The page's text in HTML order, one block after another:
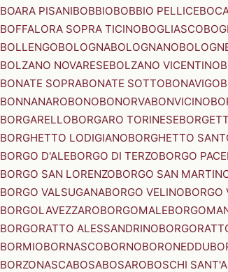
BOARA PISANIBOBBIOBOBBIO PELLICE
BOFFALORA SOPRA TICINOBOGLIASCO
BOLLENGOBOLOGNABOLOGNANO
BOLZANO NOVARESEBOLZANO VICENTINO
BONATE SOPRABONATE SOTTOBONAVIGO
BONNANAROBONOBONORVABONVICINO
BORGARELLOBORGARO TORINESE
BORGHETTO LODIGIANOBORGHETTO
BORGO D'ALEBORGO DI TERZOBORGO PACE
BORGO SAN LORENZOBORGO SAN
BORGO VALSUGANABORGO VELINOBORGO
BORGOLAVEZZAROBORGOMALE
BORGORATTO ALESSANDRINO
BORMIOBORNASCOBORNOBORONEDDU
BORZONASCABOSABOSAROBOSCHI